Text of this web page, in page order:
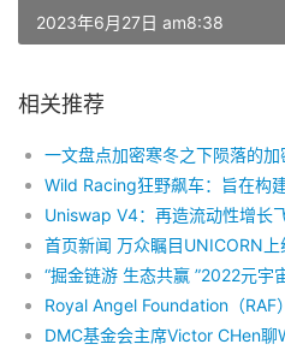
2023年6月27日 am8:38
相关推荐
一文盘点加密寒冬之下陨落的加
Uniswap V4：再造流动性增长